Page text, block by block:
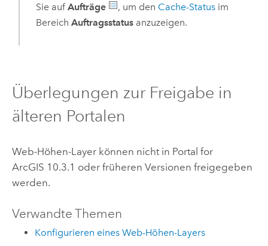
Sie auf Aufträge , um den Cache-Statusim
Bereich Auftragsstatusanzuzeigen.
Überlegungen zur Freigabe in
älteren Portalen
Web-Höhen-Layer können nicht in Portal for
ArcGIS 10.3.1 oder früheren Versionen freigegeben
werden.
Verwandte Themen
Konfigurieren eines Web-Höhen-Layers